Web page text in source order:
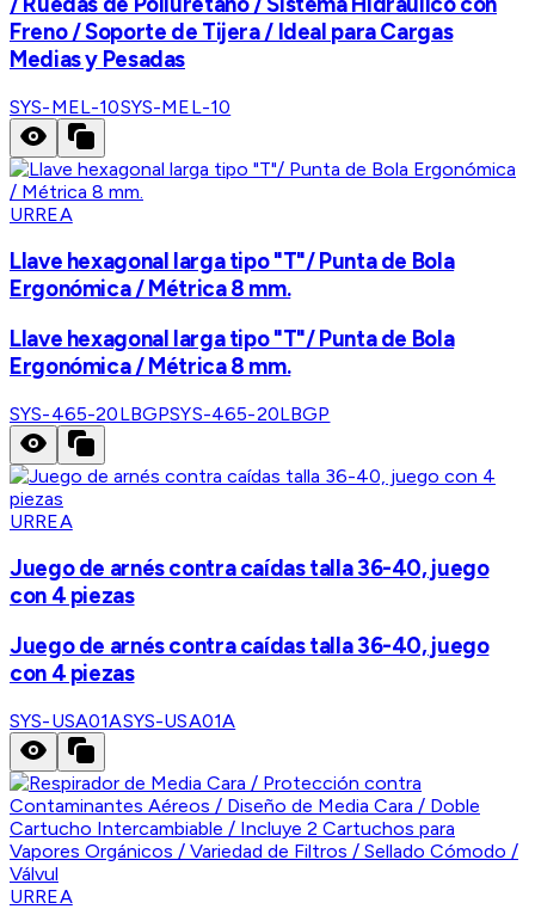
Freno / Soporte de Tijera / Ideal para Cargas
Medias y Pesadas
SYS-MEL-10SYS-MEL-10
URREA
Llave hexagonal larga tipo "T"/ Punta de Bola
Ergonómica / Métrica 8 mm.
Llave hexagonal larga tipo "T"/ Punta de Bola
Ergonómica / Métrica 8 mm.
SYS-465-20LBGPSYS-465-20LBGP
URREA
Juego de arnés contra caídas talla 36-40, juego
con 4 piezas
Juego de arnés contra caídas talla 36-40, juego
con 4 piezas
SYS-USA01ASYS-USA01A
URREA